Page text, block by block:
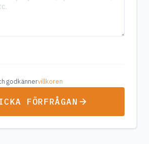
godkännervillkoren
FÖRFRÅGAN